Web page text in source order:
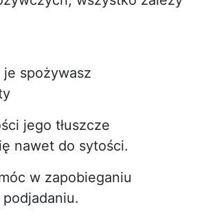
spożywasz
jego tłuszcze
nawet do sytości.
w zapobieganiu